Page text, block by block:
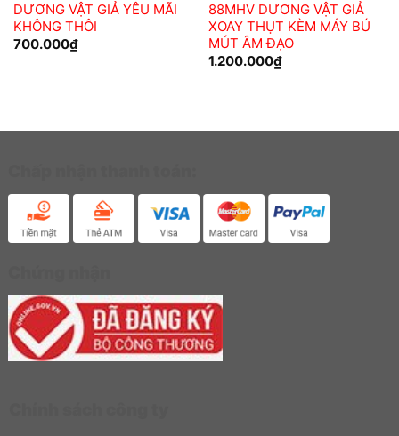
DƯƠNG VẬT GIẢ YÊU MÃI
KHÔNG THÔI
700.000₫
88MHV DƯƠNG VẬT GIẢ
XOAY THỤT KÈM MÁY BÚ
MÚT ÂM ĐẠO
1.200.000₫